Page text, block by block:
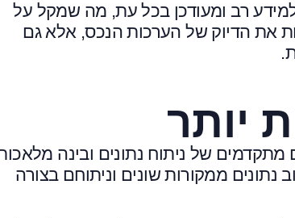
רב ומעודכן בכל עת, מה שמקל על
את הדיוק של הערכות הנכס, אלא גם
יותר
של ניתוח נתונים ובינה
נתונים ממקורות שונים וניתוחם בצורה